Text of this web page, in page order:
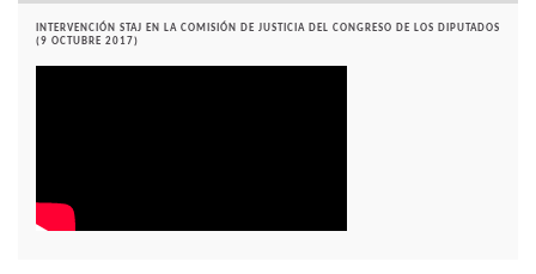
INTERVENCIÓN STAJ EN LA COMISIÓN DE JUSTICIA DEL CONGRESO DE LOS DIPUTADOS
(9 OCTUBRE 2017)